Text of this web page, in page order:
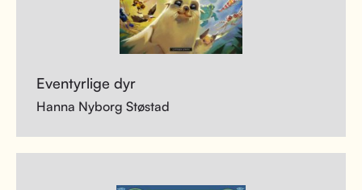
Eventyrlige dyr
Hanna Nyborg Støstad